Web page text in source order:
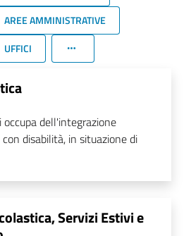
AREE AMMINISTRATIVE
UFFICI
dell'integrazione
disabilità, in situazione di
Servizi Estivi e